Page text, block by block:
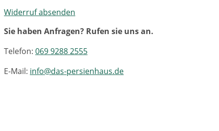
Widerruf absenden
Sie haben Anfragen? Rufen sie uns an.
Telefon: 069 9288 2555
E-Mail: info@das-persienhaus.de